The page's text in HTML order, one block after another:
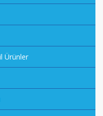
Ürünler